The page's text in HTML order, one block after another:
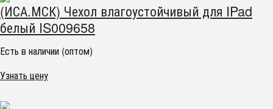
(ИСА.МСК) Чехол влагоустойчивый для IPad
белый IS009658
Есть в наличии (оптом)
Узнать цену